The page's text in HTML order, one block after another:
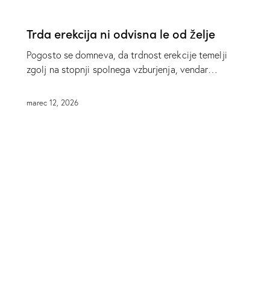
Trda erekcija ni odvisna le od želje
Pogosto se domneva, da trdnost erekcije temelji
zgolj na stopnji spolnega vzburjenja, vendar…
marec 12, 2026